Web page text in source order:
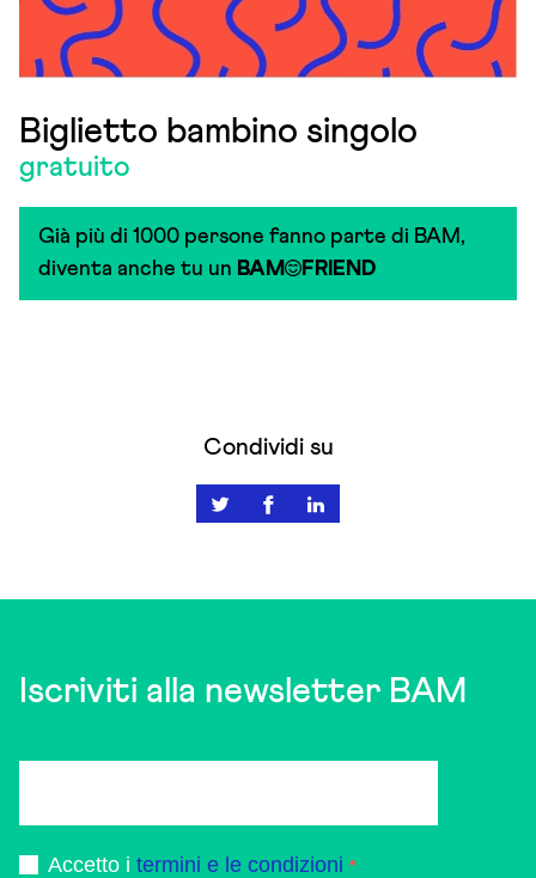
Biglietto bambino singolo
gratuito
Già più di 1000 persone fanno parte di BAM,
diventa anche tu un BAM FRIEND
Condividi su
Iscriviti alla newsletter BAM
Accetto i termini e le condizioni